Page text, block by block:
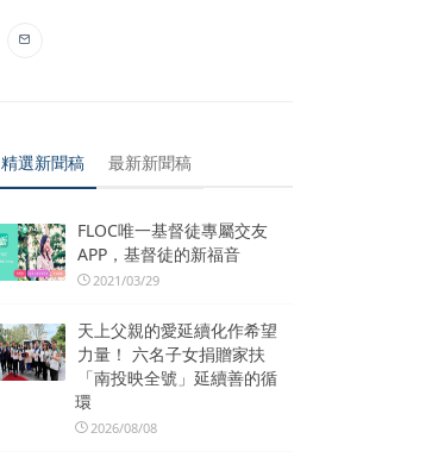
精選新聞稿 最新新聞稿
FLOC唯一基督徒專屬交友
APP，基督徒的新福音
2021/03/29
天上父親的愛延續化作希望
力量！ 六名子女捐贈家扶
「南投映全號」延續善的循
環
2026/08/08